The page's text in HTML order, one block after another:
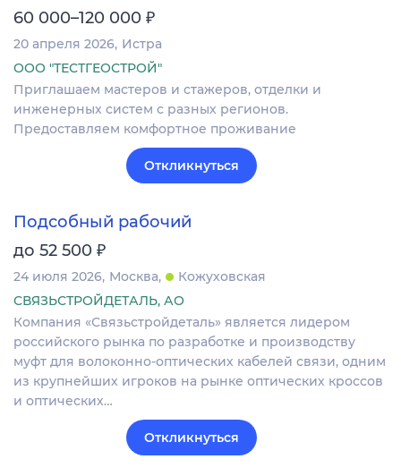
60 000–120 000 ₽
20 апреля 2026 Истра
ООО "ТЕСТГЕОСТРОЙ"
Приглашаем мастеров и стажеров, отделки и
инженерных систем с разных регионов.
Предоставляем комфортное проживание
Откликнуться
Подсобный рабочий
до 52 500 ₽
24 июля 2026 Москва
Кожуховская
СВЯЗЬСТРОЙДЕТАЛЬ, АО
Компания «Связьстройдеталь» является лидером
российского рынка по разработке и производству
муфт для волоконно-оптических кабелей связи, одним
из крупнейших игроков на рынке оптических кроссов
и оптических…
Откликнуться